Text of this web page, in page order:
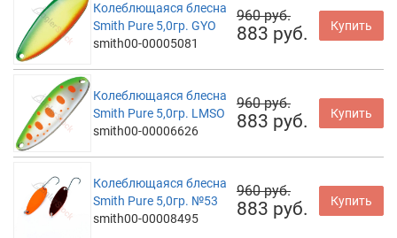
Колеблющаяся блесна
Smith Pure 5,0гр. GYO
smith00-00005081
960 руб.
883 руб. Купить
Колеблющаяся блесна
Smith Pure 5,0гр. LMSO
smith00-00006626
960 руб.
883 руб. Купить
Колеблющаяся блесна
Smith Pure 5,0гр. №53
smith00-00008495
960 руб.
883 руб. Купить